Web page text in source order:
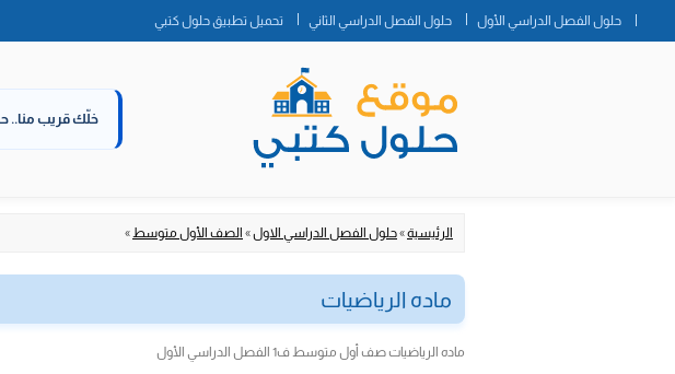
حلول الفصل الدراسي الأول حلول الفصل الدراسي الثاني تحميل تطبيق حلول كتبي
خلّك قريب منا..
الرئيسية»حلول الفصل الدراسي الاول» الصف الأول متوسط»
ماده الرياضيات
ماده الرياضيات صف أول متوسط ف1 الفصل الدراسي الأول